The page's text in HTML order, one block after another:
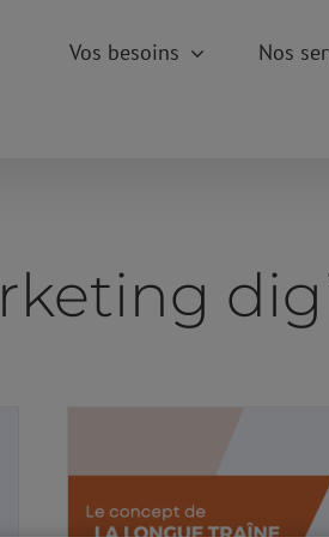
Vos besoins Nos
Le concept